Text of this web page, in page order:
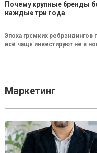
Почему крупные бренды
каждые три года
Эпоха громких ребрендингов
всё чаще инвестируют не в
Маркетинг